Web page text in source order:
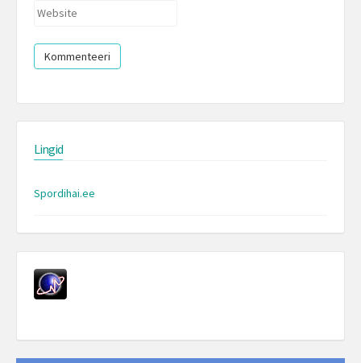
Website
Lingid
Spordihai.ee